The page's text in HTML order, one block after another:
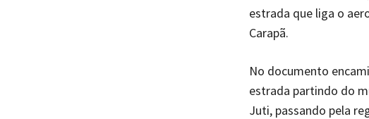
estrada que liga o
Carapã.
No documento
estrada partindo do
Juti, passando pela